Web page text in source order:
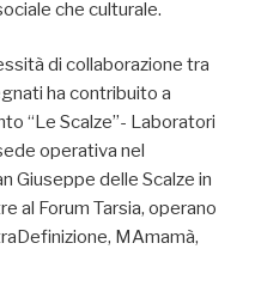
che culturale.
di collaborazione tra
ha contribuito a
“Le Scalze”- Laboratori
operativa nel
Giuseppe delle Scalze in
al Forum Tarsia, operano
MAmamà,